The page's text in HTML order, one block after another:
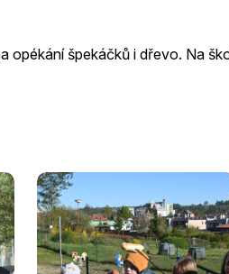
špekáčků i dřevo. Na